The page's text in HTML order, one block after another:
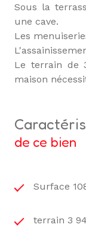
Sous la
une cave.
Les
Le terrain de
maison
de ce bien
Surface
terrain 3